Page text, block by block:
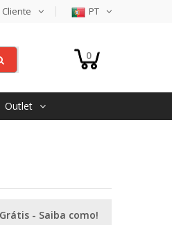
PT
0
Outlet
- Saiba como!